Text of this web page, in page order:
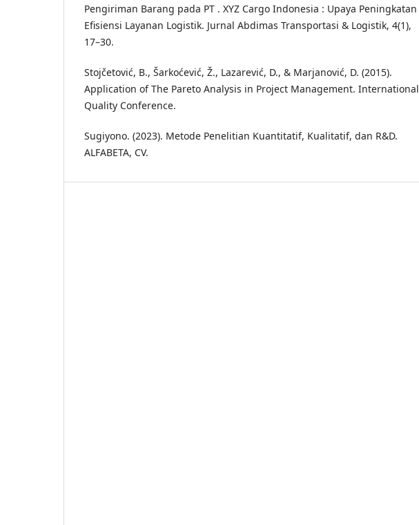
Pengiriman Barang pada PT . XYZ Cargo Indonesia : Upaya Peningkatan
Efisiensi Layanan Logistik. Jurnal Abdimas Transportasi & Logistik, 4(1),
17–30.
Stojčetović, B., Šarkoćević, Ž., Lazarević, D., & Marjanović, D. (2015).
Application of The Pareto Analysis in Project Management. International
Quality Conference.
Sugiyono. (2023). Metode Penelitian Kuantitatif, Kualitatif, dan R&D.
ALFABETA, CV.